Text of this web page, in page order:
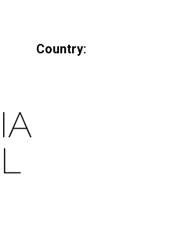
Country: